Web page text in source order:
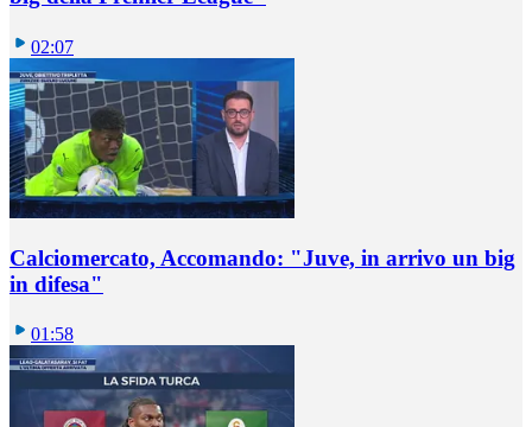
02:07
Calciomercato, Accomando: "Juve, in arrivo un big
in difesa"
01:58